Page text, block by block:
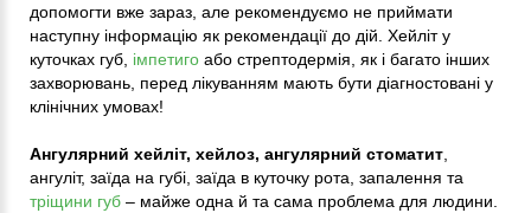
допомогти вже зараз, але рекомендуємо не приймати
наступну інформацію як рекомендації до дій. Хейліт у
куточках губ, імпетиго або стрептодермія, як і багато інших
захворювань, перед лікуванням мають бути діагностовані у
клінічних умовах!
Ангулярний хейліт, хейлоз, ангулярний стоматит
ангуліт, заїда на губі, заїда в куточку рота, запалення та
тріщини губ – майже одна й та сама проблема для людини.